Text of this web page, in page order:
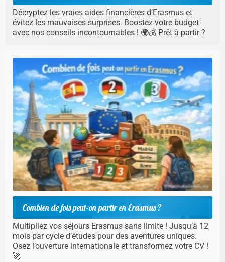
Décryptez les vraies aides financières d’Erasmus et
évitez les mauvaises surprises. Boostez votre budget
avec nos conseils incontournables ! 🌍💰 Prêt à partir ?
Combien de fois peut-on partir en Erasmus ?
Multipliez vos séjours Erasmus sans limite ! Jusqu’à 12
mois par cycle d’études pour des aventures uniques.
Osez l’ouverture internationale et transformez votre CV !
🚀